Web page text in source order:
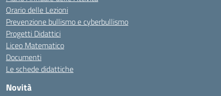
Orario delle Lezioni
Prevenzione bullismo e cyberbullismo
Progetti Didattici
Liceo Matematico
Documenti
Le schede didattiche
Novità